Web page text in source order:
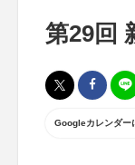
第29回
Googleカレンダー